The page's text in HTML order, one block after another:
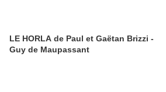
LE HORLA de Paul et Gaëtan Brizzi -
Guy de Maupassant